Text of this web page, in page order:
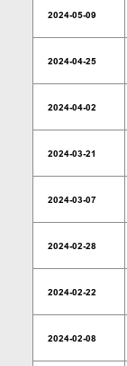
2024-05-09
2024-04-25
2024-04-02
2024-03-21
2024-03-07
2024-02-28
2024-02-22
2024-02-08